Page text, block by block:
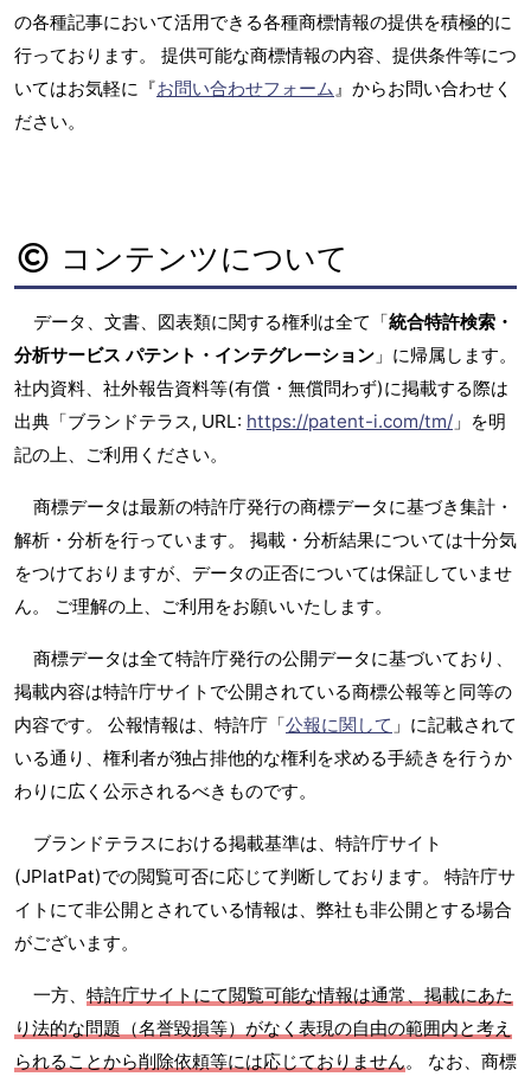
の各種記事において活用できる各種商標情報の提供を積極的に
行っております。 提供可能な商標情報の内容、提供条件等につ
いてはお気軽に『お問い合わせフォーム』からお問い合わせく
ださい。
コンテンツについて
データ、文書、図表類に関する権利は全て「統合特許検索・
分析サービス パテント・インテグレーション 」に帰属します。
社内資料、社外報告資料等(有償・無償問わず)に掲載する際は
出典「ブランドテラス, URL: https://patent-i.com/tm/ 」を明
記の上、ご利用ください。
商標データは最新の特許庁発行の商標データに基づき集計・
解析・分析を行っています。 掲載・分析結果については十分気
をつけておりますが、データの正否については保証していませ
ん。 ご理解の上、ご利用をお願いいたします。
商標データは全て特許庁発行の公開データに基づいており、
掲載内容は特許庁サイトで公開されている商標公報等と同等の
内容です。 公報情報は、特許庁「公報に関して 」に記載されて
いる通り、権利者が独占排他的な権利を求める手続きを行うか
わりに広く公示されるべきものです。
ブランドテラスにおける掲載基準は、特許庁サイト
(JPlatPat)での閲覧可否に応じて判断しております。 特許庁サ
イトにて非公開とされている情報は、弊社も非公開とする場合
がございます。
一方、 特許庁サイトにて閲覧可能な情報は通常、掲載にあた
り法的な問題（名誉毀損等）がなく表現の自由の範囲内と考え
られることから削除依頼等には応じておりません。 なお、商標